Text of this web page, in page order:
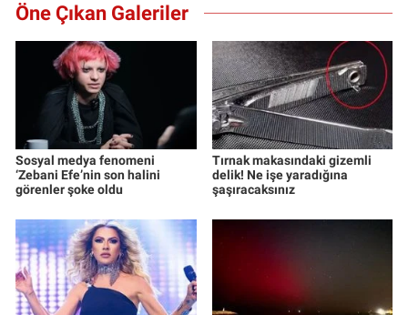
Öne Çıkan Galeriler
Sosyal medya fenomeni
‘Zebani Efe’nin son halini
görenler şoke oldu
Tırnak makasındaki gizemli
delik! Ne işe yaradığına
şaşıracaksınız